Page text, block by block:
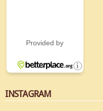
INSTAGRAM